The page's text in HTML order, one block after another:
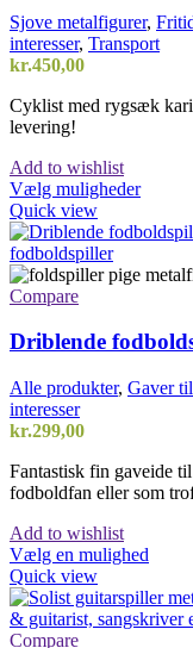
Sjove metalfigurer,
interesser, Transport
kr.450,00
Cyklist med rygsæk
levering!
Add to wishlist
Vælg mulighederDette
har
vælges
Quick view
Compare
Driblende
Alle produkter, Gaver
interesser
kr.299,00
Fantastisk fin gaveide
fodboldfan eller som
Add to wishlist
Vælg en mulighed
har
flere
Quick view
Compare